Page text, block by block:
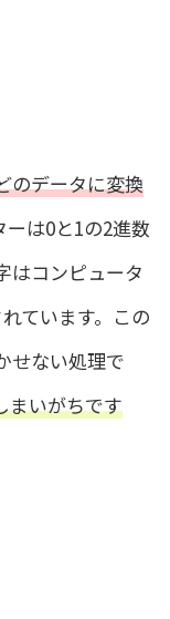
のデータに変換
は0と1の2進数
はコンピュータ
ています。この
せない処理で
まいがちです